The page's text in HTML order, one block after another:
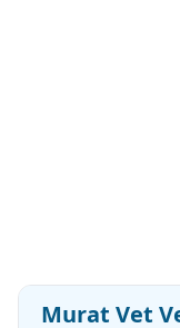
Murat Vet